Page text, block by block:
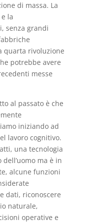
di massa. La
la
senza grandi
quarta rivoluzione
potrebbe avere
messe
al passato è che
iniziando ad
lavoro cognitivo.
una tecnologia
ma è in
alcune funzioni
dati, riconoscere
naturale,
operative e